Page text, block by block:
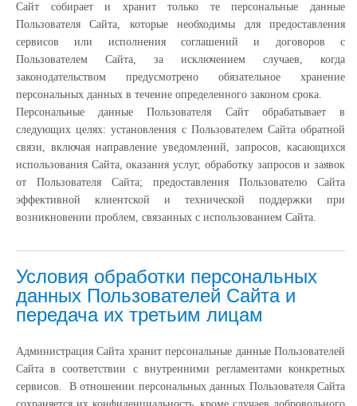
Сайт собирает и хранит только те персональные данные
Пользователя Сайта, которые необходимы для предоставления
сервисов или исполнения соглашений и договоров с
Пользователем Сайта, за исключением случаев, когда
законодательством предусмотрено обязательное хранение
персональных данных в течение определенного законом срока.
Персональные данные Пользователя Сайт обрабатывает в
следующих целях: установления с Пользователем Сайта обратной
связи, включая направление уведомлений, запросов, касающихся
использования Сайта, оказания услуг, обработку запросов и заявок
от Пользователя Сайта; предоставления Пользователю Сайта
эффективной клиентской и технической поддержки при
возникновении проблем, связанных с использованием Сайта.
Условия обработки персональных
данных Пользователей Сайта и
передача их третьим лицам
Администрация Сайта хранит персональные данные Пользователей
Сайта в соответствии с внутренними регламентами конкретных
сервисов. В отношении персональных данных Пользователя Сайта